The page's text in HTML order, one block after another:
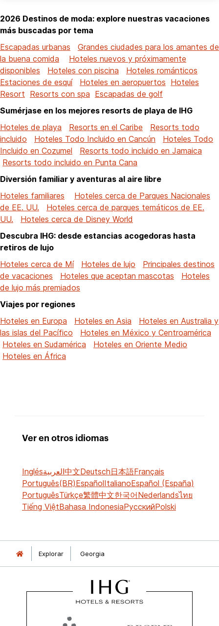
2026 Destinos de moda: explore nuestras vacaciones
más buscadas por tema
Escapadas urbanas
Grandes ciudades para los amantes de
la buena comida
Hoteles nuevos y próximamente
disponibles
Hoteles con piscina
Hoteles románticos
Estaciones de esquí
Hoteles en aeropuertos Hoteles
Resort Resorts con spa Escapadas de golf
Sumérjase en los mejores resorts de playa de IHG
Hoteles de playa
Resorts en el Caribe
Resorts todo
incluido
Hoteles Todo Incluido en Cancún
Hoteles Todo
Incluido en Cozumel
Resorts todo incluido en Jamaica
Resorts todo incluido en Punta Cana
Diversión familiar y aventuras al aire libre
Hoteles familiares
Hoteles cerca de Parques Nacionales
de EE. UU.
Hoteles cerca de parques temáticos de EE.
UU.
Hoteles cerca de Disney World
Descubra IHG: desde estancias acogedoras hasta
retiros de lujo
Hoteles cerca de Mí
Hoteles de lujo
Principales destinos
de vacaciones
Hoteles que aceptan mascotas
Hoteles
de lujo más premiados
Viajes por regiones
Hoteles en Europa
Hoteles en Asia
Hoteles en Australia y
las islas del Pacífico
Hoteles en México y Centroamérica
Hoteles en Sudamérica
Hoteles en Oriente Medio
Hoteles en África
Ver en otros idiomas
Inglésالعربية中文Deutsch日本語Français
Português(BR)EspañolItalianoEspañol (España)
PortuguêsTürkçe繁體中文한국어Nederlandsไทย
Tiếng ViệtBahasa IndonesiaРусскийPolski
Explorar Georgia